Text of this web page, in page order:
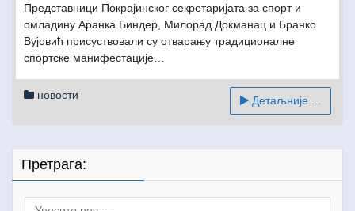
Представници Покрајинског секретаријата за спорт и
омладину Аранка Биндер, Милорад Докманац и Бранко
Вујовић присуствовали су отварању традиционалне
спортске манифестације…
новости Детаљније ...
Претрага:
Search